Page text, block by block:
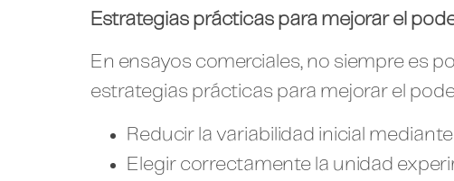
Estrategias prácticas para mejorar el
En ensayos comerciales, no siempre es
estrategias prácticas para mejorar el
Reducir la variabilidad inicial
Elegir correctamente la unidad